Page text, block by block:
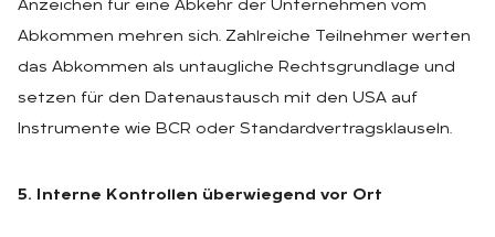
Anzeichen für eine Abkehr der Unternehmen vom
Abkommen mehren sich. Zahlreiche Teilnehmer werten
das Abkommen als untaugliche Rechtsgrundlage und
setzen für den Datenaustausch mit den USA auf
Instrumente wie BCR oder Standardvertragsklauseln.
5. Interne Kontrollen überwiegend vor Ort